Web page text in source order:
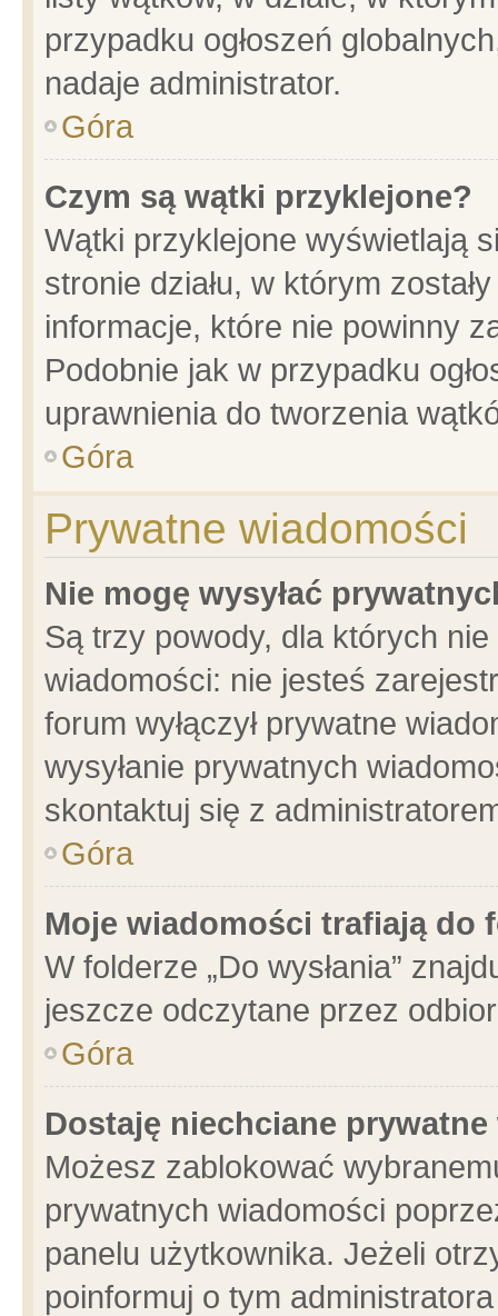
przypadku ogłoszeń
nadaje administrator.
Góra
Czym są wątki przyklejone?
Wątki przyklejone wyświetlają
stronie działu, w którym
informacje, które nie powinny
Podobnie jak w przypadku
uprawnienia do tworzenia
Góra
Prywatne wiadomości
Nie mogę wysyłać
Są trzy powody, dla których
wiadomości: nie jesteś
forum wyłączył prywatne
wysyłanie prywatnych
skontaktuj się z
Góra
Moje wiadomości trafiają do
W folderze „Do wysłania”
jeszcze odczytane przez
Góra
Dostaję niechciane
Możesz zablokować
prywatnych wiadomości
panelu użytkownika. Jeżeli
poinformuj o tym